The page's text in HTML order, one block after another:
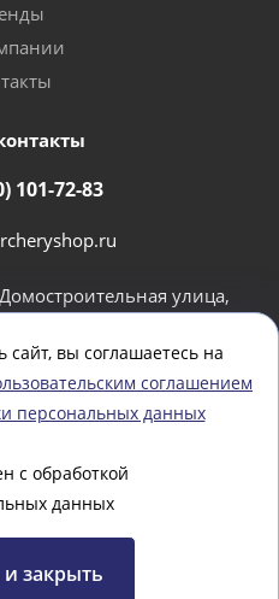
101-72-83
улица,
Пионерская 21
на связи
сайт, вы соглашаетесь на
соглашением
персональных данных
с обработкой
данных
закрыть